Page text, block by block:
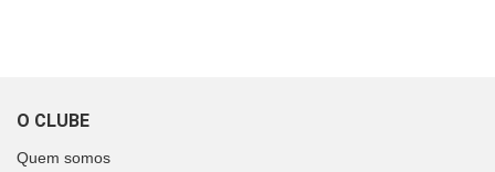
O CLUBE
Quem somos